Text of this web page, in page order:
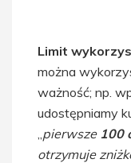
Limit
można
ważność; np.
udostępniamy
pierwsze 100
otrzymuje